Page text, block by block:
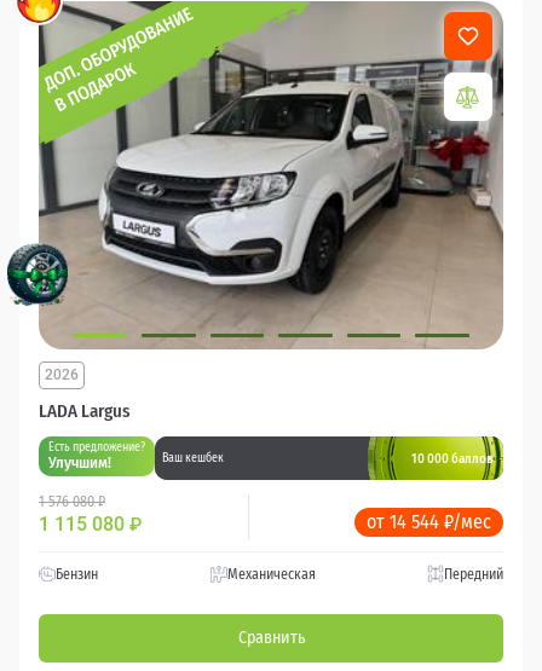
LADA Largus
2026
Есть предложение?
Улучшим! Ваш кешбек 10 000 баллов
1 576 080 ₽
1 115 080 ₽ от 14 544 ₽/мес
Бензин Механическая Передний
Сравнить